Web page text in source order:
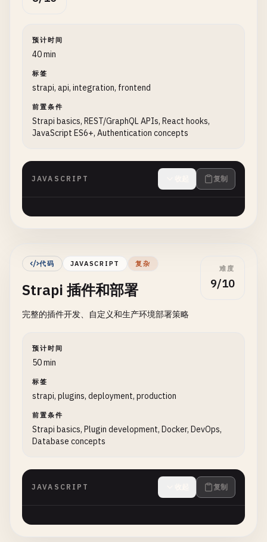
预计时间
40 min
标签
strapi, api, integration, frontend
前置条件
Strapi basics, REST/GraphQL APIs, React hooks,
JavaScript ES6+, Authentication concepts
JAVASCRIPT 复制
代码 JAVASCRIPT 复杂
Strapi 插件和部署
完整的插件开发、自定义和生产环境部署策略
难度
9/10
预计时间
50 min
标签
strapi, plugins, deployment, production
前置条件
Strapi basics, Plugin development, Docker, DevOps,
Database concepts
JAVASCRIPT 复制